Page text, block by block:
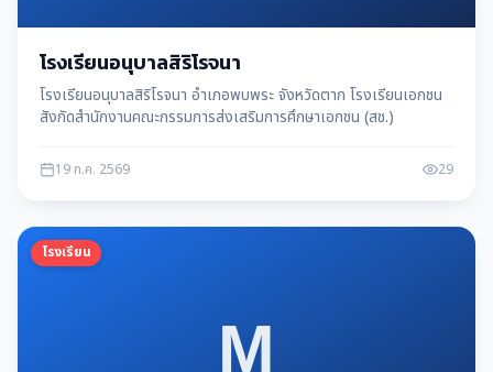
โรงเรียนอนุบาลสิริโรจนา
โรงเรียนอนุบาลสิริโรจนา อำเภอพบพระ จังหวัดตาก โรงเรียนเอกชน
สังกัดสำนักงานคณะกรรมการส่งเสริมการศึกษาเอกชน (สช.)
19 ก.ค. 2569 29
โรงเรียน